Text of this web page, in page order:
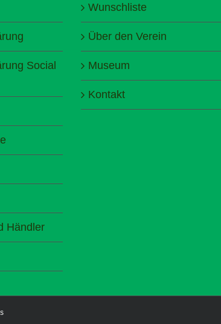
Social
Händler
Wunschliste
Über den Verein
Museum
Kontakt